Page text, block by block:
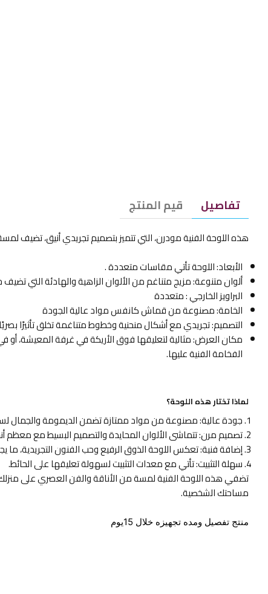
تفاصيل قيم المنتج
هذه اللوحة الفنية مودرن، التي تتميز بتصميم تجريدي أنيق، تضيف
الأبعاد: اللوحة تأتي مقاسات متعددة .
ألوان متنوعة: مزيج متناغم من الألوان الزاهية والهادئة التي
البراويز الخارجي : متعددة
الخامة: مصنوعة من قماش كانفس مواد عالية الجودة
التصميم: تجريدي مع أشكال منحنية وخطوط متناغمة تخلق تأثيرًا بصريًا
مكان العرض: مثالية لتعليقها فوق الأريكة في غرفة
الفخامة الفنية عليها.
لماذا تختار هذه اللوحة؟
جودة عالية: مصنوعة من مواد ممتازة تضمن الديمومة والجمال
تصميم مرن: تتماشى الألوان المحايدة والتصميم البسيط مع معظم
إضافة فنية: تعكس اللوحة الذوق الرفيع وحب الفنون التجريدية،
سهلة التثبيت: تأتي مع معدات التثبيت لسهولة تعليقها على الحائط.
تضفي هذه اللوحة الفنية لمسة من الأناقة والفن العصري على
مساحتك الشخصية.
منتج تفصيل ومده تجهيزه خلال 15يوم